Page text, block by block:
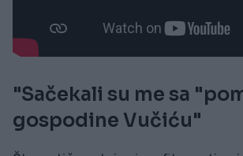
"Sačekali su me sa
gospodine Vučiću"